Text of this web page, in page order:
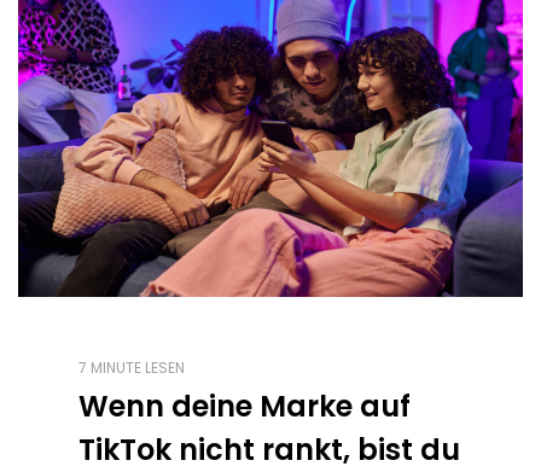
7 MINUTE LESEN
Wenn deine Marke auf
TikTok nicht rankt, bist du